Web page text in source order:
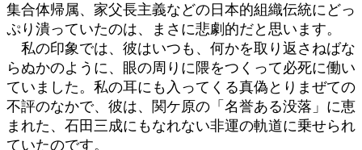
集合体帰属、家父長主義などの日本的組織伝統にどっ
ぷり潰っていたのは、まさに悲劇的だと思います。
私の印象では、彼はいつも、何かを取り返さねばな
らぬかのように、眼の周りに隈をつくって必死に働い
ていました。私の耳にも入ってくる真偽とりまぜての
不評のなかで、彼は、関ケ原の「名誉ある没落」に恵
まれた、石田三成にもなれない非運の軌道に乗せられ
ていたのです。